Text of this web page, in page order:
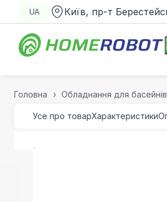
UA Київ, пр-т
Головна Обладнання для басейнів
Усе про товарХарактеристики